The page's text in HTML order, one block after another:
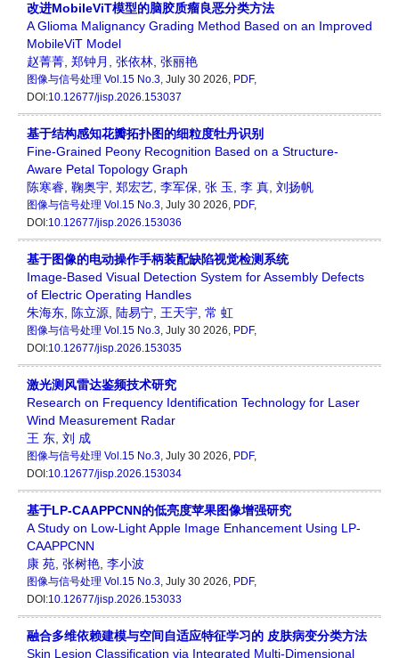
改进MobileViT模型的脑胶质瘤良恶分类方法
A Glioma Malignancy Grading Method Based on an Improved
MobileViT Model
赵菁菁 郑钟月 张依林 张丽艳
图像与信号处理 Vol.15 No.3, July 30 2026, PDF,
DOI:10.12677/jisp.2026.153037
基于结构感知花瓣拓扑图的细粒度牡丹识别
Fine-Grained Peony Recognition Based on a Structure-
Aware Petal Topology Graph
陈寒睿 鞠奥宇 郑宏艺 李军保 张 玉 李 真 刘扬帆
图像与信号处理 Vol.15 No.3, July 30 2026, PDF,
DOI:10.12677/jisp.2026.153036
基于图像的电动操作手柄装配缺陷视觉检测系统
Image-Based Visual Detection System for Assembly Defects
of Electric Operating Handles
朱海东
陈立源 陆易宁 王天宇 常 虹
图像与信号处理 Vol.15 No.3, July 30 2026, PDF,
DOI:10.12677/jisp.2026.153035
激光测风雷达鉴频技术研究
Research on Frequency Identification Technology for Laser
Wind Measurement Radar
王 东 刘 成
图像与信号处理 Vol.15 No.3, July 30 2026, PDF,
DOI:10.12677/jisp.2026.153034
基于LP-CAAPPCNN的低亮度苹果图像增强研究
A Study on Low-Light Apple Image Enhancement Using LP-
CAAPPCNN
康 苑 张树艳 李小波
图像与信号处理 Vol.15 No.3, July 30 2026, PDF,
DOI:10.12677/jisp.2026.153033
融合多维依赖建模与空间自适应特征学习的 皮肤病变分类方法
Skin Lesion Classification via Integrated Multi-Dimensional